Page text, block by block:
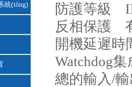
統(tǒng)
防護等級
反相保護
開機延遲
Watchdog
總的輸入/